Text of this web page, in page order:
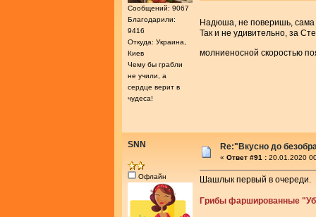
Сообщений: 9067
Благодарили:
9416
Откуда: Украина,
Киев
Чему бы грабли
не учили, а
сердце верит в
чудеса!
Надюша, не поверишь, сама
Так и не удивительно, за
молниеносной скоростью
SNN
Офлайн
Re:"Вкусно до
« Ответ #91 : 20.01.2020
Шашлык первый в очереди.
Грибы фаршированные